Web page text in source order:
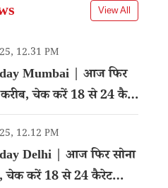
View All
12.31 PM
Mumbai | आज फिर
चेक करें 18 से 24 कैरेट
12.12 PM
Delhi | आज फिर सोना
चेक करें 18 से 24 कैरेट